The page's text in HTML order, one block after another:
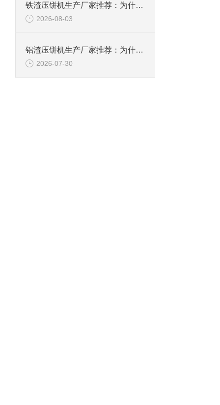
铁渣压饼机生产厂家推荐：为什么恩派特成为众多企业的优选？
2026-08-03
铝渣压饼机生产厂家推荐：为什么恩派特是值得信赖的选择？
2026-07-30